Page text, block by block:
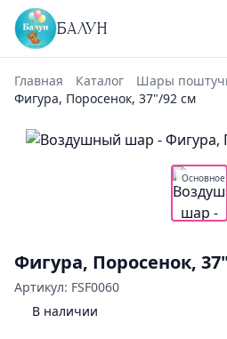
БАЛУН
Главная Каталог Шары
Фигура, Поросенок, 37"/92 см
Основное
Фигура, Поросенок,
Артикул: FSF0060
В наличии